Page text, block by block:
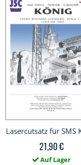
Lasercutsatz für SMS
21,90 €
Auf Lager